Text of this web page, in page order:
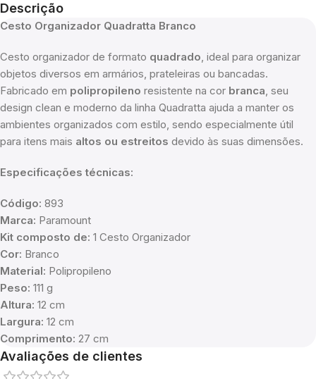
Descrição
Cesto Organizador Quadratta Branco
Cesto organizador de formato quadrado, ideal para organizar
objetos diversos em armários, prateleiras ou bancadas.
Fabricado em polipropileno resistente na cor branca, seu
design clean e moderno da linha Quadratta ajuda a manter os
ambientes organizados com estilo, sendo especialmente útil
para itens mais altos ou estreitos devido às suas dimensões.
Especificações técnicas:
Código: 893
Marca: Paramount
Kit composto de: 1 Cesto Organizador
Cor: Branco
Material: Polipropileno
Peso: 111 g
Altura: 12 cm
Largura: 12 cm
Comprimento: 27 cm
Avaliações de clientes